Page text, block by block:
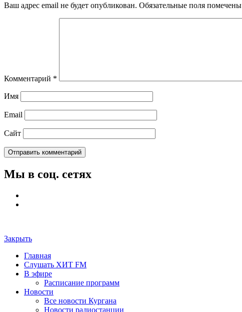
Ваш адрес email не будет опубликован. Обязательные поля помечены
Комментарий *
Имя
Email
Сайт
Мы в соц. сетях
Закрыть
Главная
Слушать ХИТ FM
В эфире
Расписание программ
Новости
Все новости Кургана
Новости радиостанции